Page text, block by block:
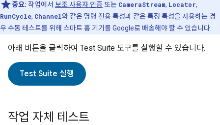
중요: 작업에서 보조 사용자 인증 또는 CameraStream, Locator,
RunCycle, Channel와 같은 명령 전용 특성과 같은 특정 특성을 사용하는 경
우 수동 테스트를 위해 스마트 홈 기기를 Google로 배송해야 할 수 있습니다.
아래 버튼을 클릭하여 Test Suite 도구를 실행할 수 있습니다.
Test Suite 실행
작업 자체 테스트